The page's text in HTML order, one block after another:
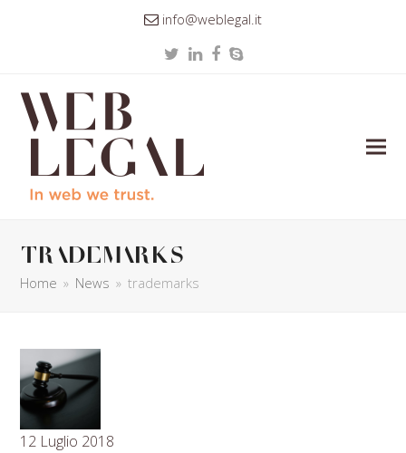
info@weblegal.it
TwitterLinkedIn
Facebook
Skype
trademarks
Home » News » trademarks
12 Luglio 2018